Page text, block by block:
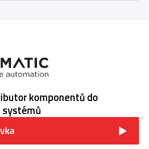
komponentů do